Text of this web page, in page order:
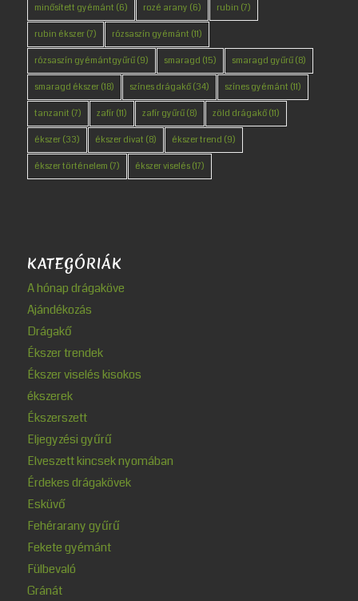
minősített gyémánt (6) rozé arany (6) rubin (7)
rubin ékszer(7) rózsaszín gyémánt (11)
rózsaszín gyémántgyűrű(9) smaragd (15) smaragd gyűrű(8)
smaragd ékszer(18) színes drágakő(34) színes gyémánt (11)
tanzanit (7) zafír(11) zafír gyűrű(8) zöld drágakő(11)
ékszer(33) ékszer divat (8) ékszer trend (9)
ékszer történelem (7) ékszer viselés(17)
KATEGÓRIÁK
A hónap drágaköve
Ajándékozás
Drágakő
Ékszer trendek
Ékszer viselés kisokos
ékszerek
Ékszerszett
Eljegyzési gyűrű
Elveszett kincsek nyomában
Érdekes drágakövek
Esküvő
Fehérarany gyűrű
Fekete gyémánt
Fülbevaló
Gránát